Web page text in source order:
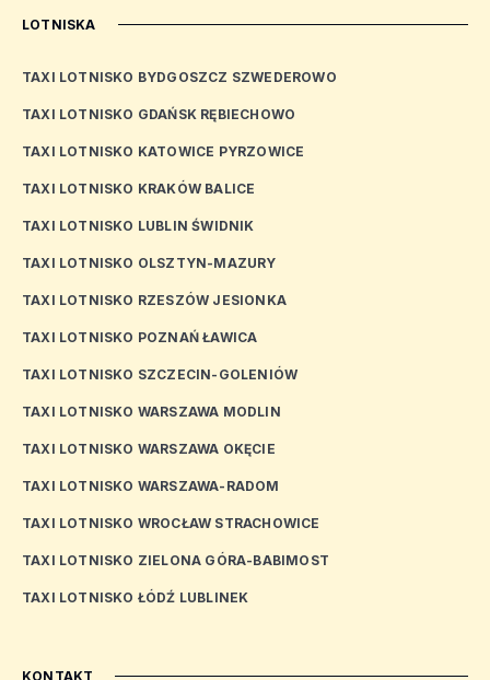
LOTNISKA
TAXI LOTNISKO BYDGOSZCZ SZWEDEROWO
TAXI LOTNISKO GDAŃSK RĘBIECHOWO
TAXI LOTNISKO KATOWICE PYRZOWICE
TAXI LOTNISKO KRAKÓW BALICE
TAXI LOTNISKO LUBLIN ŚWIDNIK
TAXI LOTNISKO OLSZTYN-MAZURY
TAXI LOTNISKO RZESZÓW JESIONKA
TAXI LOTNISKO POZNAŃ ŁAWICA
TAXI LOTNISKO SZCZECIN-GOLENIÓW
TAXI LOTNISKO WARSZAWA MODLIN
TAXI LOTNISKO WARSZAWA OKĘCIE
TAXI LOTNISKO WARSZAWA-RADOM
TAXI LOTNISKO WROCŁAW STRACHOWICE
TAXI LOTNISKO ZIELONA GÓRA-BABIMOST
TAXI LOTNISKO ŁÓDŹ LUBLINEK
KONTAKT